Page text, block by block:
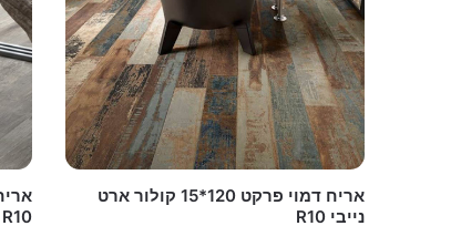
אריח דמוי פרקט 120*15 קולור ארט
נייבי R10
R10